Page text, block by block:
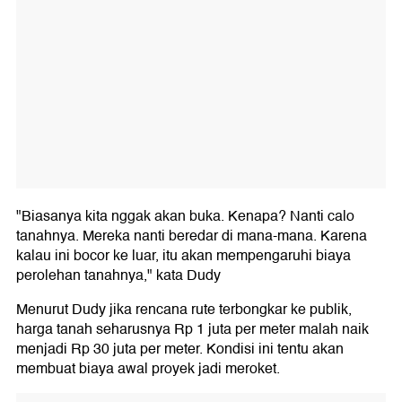
"Biasanya kita nggak akan buka. Kenapa? Nanti calo
tanahnya. Mereka nanti beredar di mana-mana. Karena
kalau ini bocor ke luar, itu akan mempengaruhi biaya
perolehan tanahnya," kata Dudy
Menurut Dudy jika rencana rute terbongkar ke publik,
harga tanah seharusnya Rp 1 juta per meter malah naik
menjadi Rp 30 juta per meter. Kondisi ini tentu akan
membuat biaya awal proyek jadi meroket.